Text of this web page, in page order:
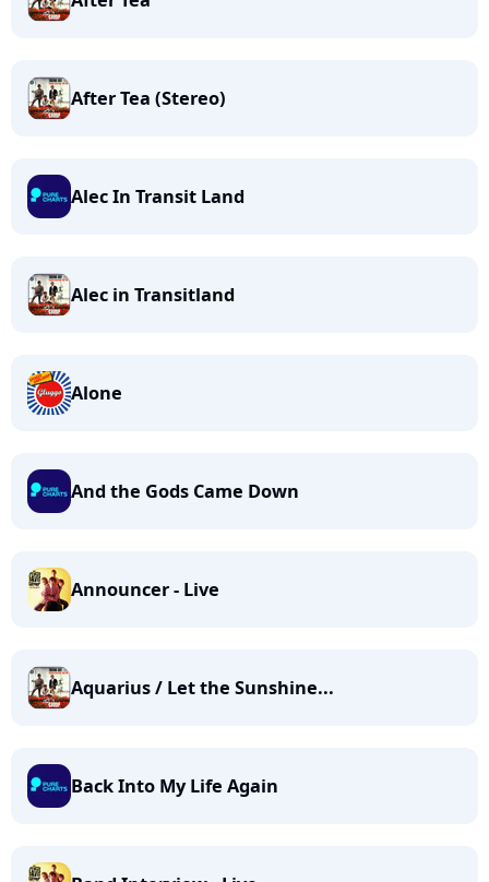
After Tea (Stereo)
Alec In Transit Land
Alec in Transitland
Alone
And the Gods Came Down
Announcer - Live
Aquarius / Let the Sunshine...
Back Into My Life Again